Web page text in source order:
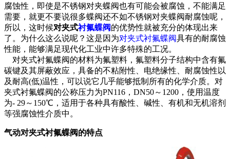
腐蚀性，即使是不锈钢对夹蝶阀也有可能会被腐蚀，不能满足
需要，就更不要说很多蝶阀还不如不锈钢对夹蝶阀耐腐蚀呢，
所以，这时候对夹式衬氟蝶阀的优势性就被充分的体现出来
了。为什么这么说呢？这是因为对夹式衬氟蝶阀具有的耐腐蚀
性能，能够满足现代化工业中许多特殊的工况。
对夹式衬氟蝶阀的材料为氟塑料，氟塑料分子结构中含有氟
碳键及其屏蔽效应，具备的不粘附性、电绝缘性、耐腐蚀性以
及耐高(低)温性，可以说它几乎能够抵制所有的化学介质。对
夹式衬氟蝶阀的公称压力为PN116，DN50～1200，使用温度
为- 29～150℃，适用于各种具有酸性、碱性、有机和无机溶剂
等强腐蚀性介质中。
气动对夹式衬氟蝶阀的特点